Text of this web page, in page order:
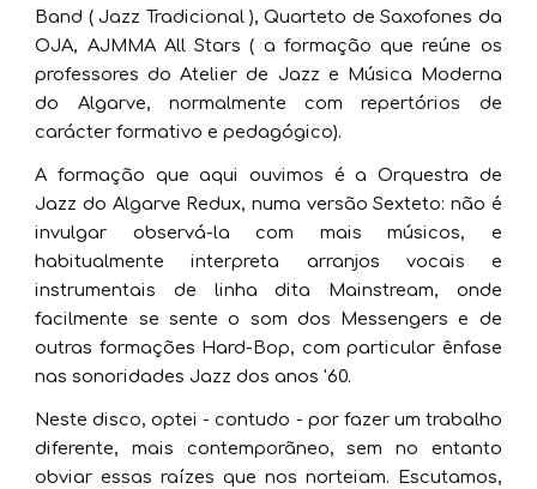
Band ( Jazz Tradicional ), Quarteto de Saxofones da
OJA, AJMMA All Stars ( a formação que reúne os
professores do Atelier de Jazz e Música Moderna
do Algarve, normalmente com repertórios de
carácter formativo e pedagógico).
A formação que aqui ouvimos é a Orquestra de
Jazz do Algarve Redux, numa versão Sexteto: não é
invulgar observá-la com mais músicos, e
habitualmente interpreta arranjos vocais e
instrumentais de linha dita Mainstream, onde
facilmente se sente o som dos Messengers e de
outras formações Hard-Bop, com particular ênfase
nas sonoridades Jazz dos anos '60.
Neste disco, optei - contudo - por fazer um trabalho
diferente, mais contemporãneo, sem no entanto
obviar essas raízes que nos norteiam. Escutamos,